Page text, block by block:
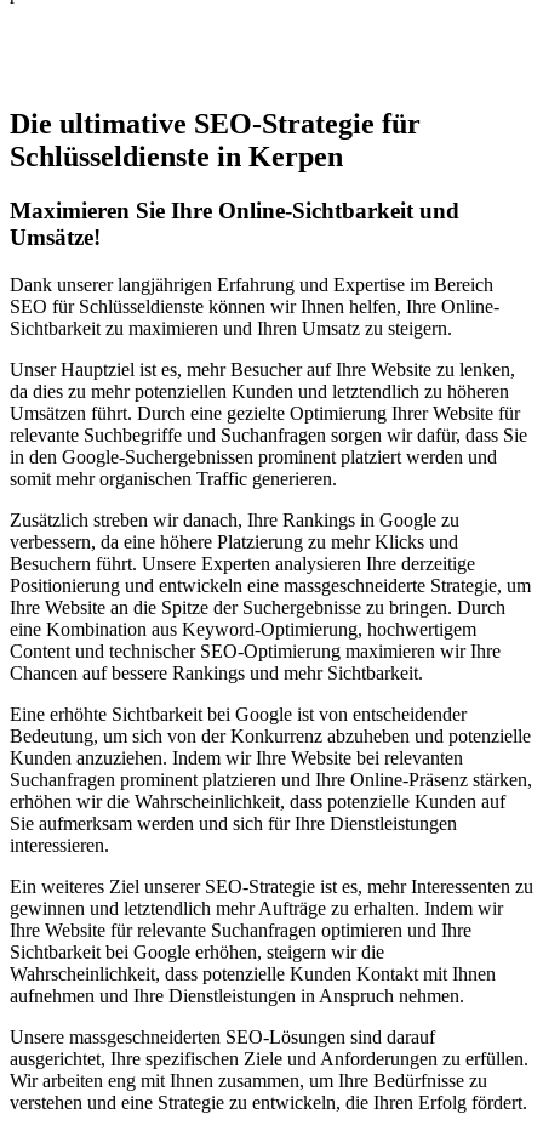
Die ultimative SEO-Strategie für
Schlüsseldienste in Kerpen
Maximieren Sie Ihre Online-Sichtbarkeit und
Umsätze!
Dank unserer langjährigen Erfahrung und Expertise im Bereich
SEO für Schlüsseldienste können wir Ihnen helfen, Ihre Online-
Sichtbarkeit zu maximieren und Ihren Umsatz zu steigern.
Unser Hauptziel ist es, mehr Besucher auf Ihre Website zu lenken,
da dies zu mehr potenziellen Kunden und letztendlich zu höheren
Umsätzen führt. Durch eine gezielte Optimierung Ihrer Website für
relevante Suchbegriffe und Suchanfragen sorgen wir dafür, dass Sie
in den Google-Suchergebnissen prominent platziert werden und
somit mehr organischen Traffic generieren.
Zusätzlich streben wir danach, Ihre Rankings in Google zu
verbessern, da eine höhere Platzierung zu mehr Klicks und
Besuchern führt. Unsere Experten analysieren Ihre derzeitige
Positionierung und entwickeln eine massgeschneiderte Strategie, um
Ihre Website an die Spitze der Suchergebnisse zu bringen. Durch
eine Kombination aus Keyword-Optimierung, hochwertigem
Content und technischer SEO-Optimierung maximieren wir Ihre
Chancen auf bessere Rankings und mehr Sichtbarkeit.
Eine erhöhte Sichtbarkeit bei Google ist von entscheidender
Bedeutung, um sich von der Konkurrenz abzuheben und potenzielle
Kunden anzuziehen. Indem wir Ihre Website bei relevanten
Suchanfragen prominent platzieren und Ihre Online-Präsenz stärken,
erhöhen wir die Wahrscheinlichkeit, dass potenzielle Kunden auf
Sie aufmerksam werden und sich für Ihre Dienstleistungen
interessieren.
Ein weiteres Ziel unserer SEO-Strategie ist es, mehr Interessenten zu
gewinnen und letztendlich mehr Aufträge zu erhalten. Indem wir
Ihre Website für relevante Suchanfragen optimieren und Ihre
Sichtbarkeit bei Google erhöhen, steigern wir die
Wahrscheinlichkeit, dass potenzielle Kunden Kontakt mit Ihnen
aufnehmen und Ihre Dienstleistungen in Anspruch nehmen.
Unsere massgeschneiderten SEO-Lösungen sind darauf
ausgerichtet, Ihre spezifischen Ziele und Anforderungen zu erfüllen.
Wir arbeiten eng mit Ihnen zusammen, um Ihre Bedürfnisse zu
verstehen und eine Strategie zu entwickeln, die Ihren Erfolg fördert.